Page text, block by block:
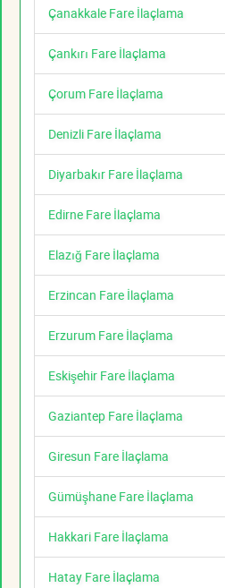
Çanakkale Fare İlaçlama
Çankırı Fare İlaçlama
Çorum Fare İlaçlama
Denizli Fare İlaçlama
Diyarbakır Fare İlaçlama
Edirne Fare İlaçlama
Elazığ Fare İlaçlama
Erzincan Fare İlaçlama
Erzurum Fare İlaçlama
Eskişehir Fare İlaçlama
Gaziantep Fare İlaçlama
Giresun Fare İlaçlama
Gümüşhane Fare İlaçlama
Hakkari Fare İlaçlama
Hatay Fare İlaçlama